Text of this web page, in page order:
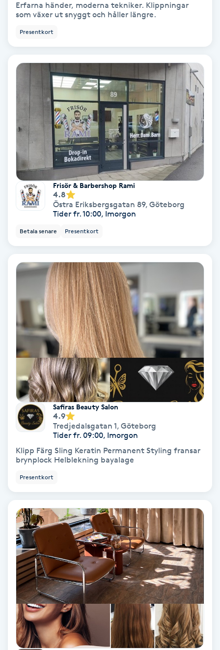
Damklippning
Dermapen
Diamantslipning
Enzympeeling
Extensions
Extensions borttagning
Face framing
Faceliftmassage
Fet hårbotten
Fettreducering
Fibromassage
Fillers
Fransar
Fransborttagning
Fransfärgning
Fransförlängning
Fransförlängning Megavolym
Erfarna händer, moderna tekniker. Klippningar
som växer ut snyggt och håller längre.
Presentkort
Frisör & Barbershop Rami
4.8
Östra Eriksbergsgatan 89, Göteborg
Tider fr. 10:00, Imorgon
Betala senare Presentkort
Safiras Beauty Salon
4.9
Tredjedalsgatan 1, Göteborg
Tider fr. 09:00, Imorgon
Klipp Färg Sling Keratin Permanent Styling fransar
brynplock Helblekning bayalage
Presentkort